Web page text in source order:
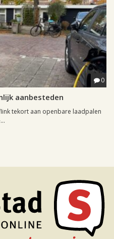
0
aanbesteden
tekort aan openbare laadpalen